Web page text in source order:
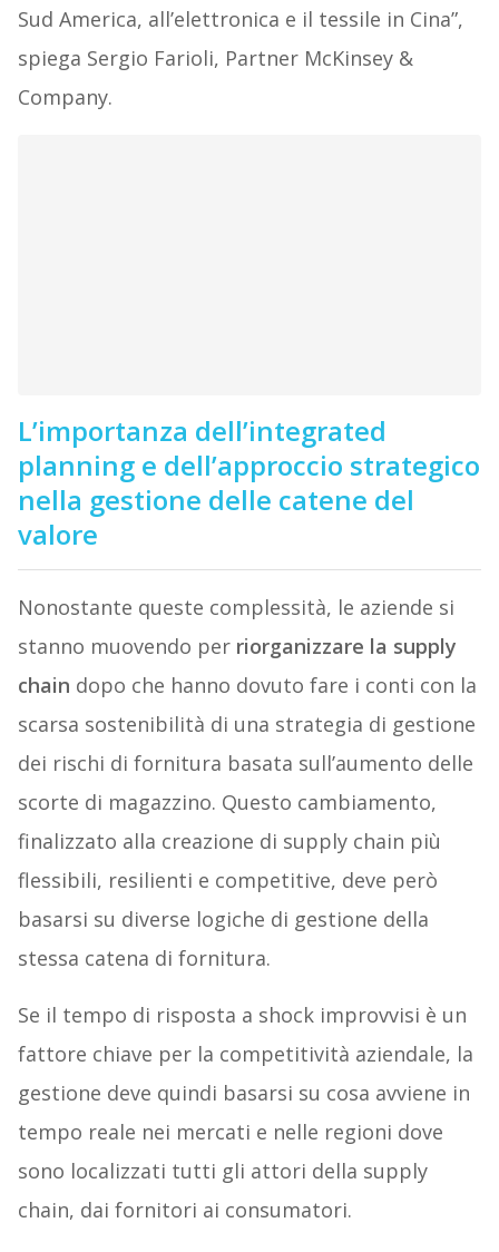
Sud America, all’elettronica e il tessile in Cina”,
spiega Sergio Farioli, Partner McKinsey &
Company.
L’importanza dell’integrated
planning e dell’approccio strategico
nella gestione delle catene del
valore
Nonostante queste complessità, le aziende si
stanno muovendo perriorganizzare la supply
chain dopo che hanno dovuto fare i conti con la
scarsa sostenibilità di una strategia di gestione
dei rischi di fornitura basata sull’aumento delle
scorte di magazzino. Questo cambiamento,
finalizzato alla creazione di supply chain più
flessibili, resilienti e competitive, deve però
basarsi su diverse logiche di gestione della
stessa catena di fornitura.
Se il tempo di risposta a shock improvvisi è un
fattore chiave per la competitività aziendale, la
gestione deve quindi basarsi su cosa avviene in
tempo reale nei mercati e nelle regioni dove
sono localizzati tutti gli attori della supply
chain, dai fornitori ai consumatori.